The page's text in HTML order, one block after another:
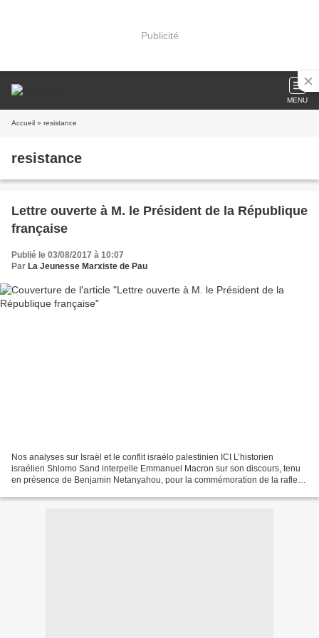
Publicité
MENU
Accueil » resistance
resistance
Lettre ouverte à M. le Président de la République
française
Publié le 03/08/2017 à 10:07
Par La Jeunesse Marxiste de Pau
Nos analyses sur Israël et le conflit israélo palestinien ICI L’historien
israélien Shlomo Sand interpelle Emmanuel Macron sur son discours, tenu
en présence de Benjamin Netanyahou, pour la commémoration de la rafle